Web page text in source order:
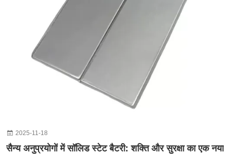
2025-11-18
सैन्य अनुप्रयोगों में सॉलिड स्टेट बैटरी: शक्ति और सुरक्षा का एक नया